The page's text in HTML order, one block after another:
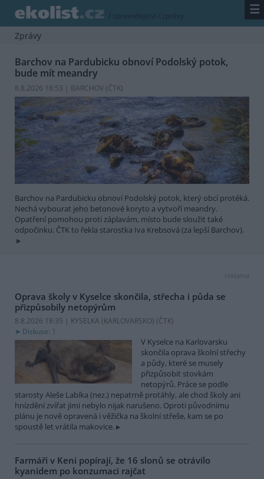
/ zpravodajství / zprávy ☰
Zprávy
Barchov na Pardubicku obnoví Podolský potok,
bude mít meandry
8.8.2026 18:53 | BARCHOV (ČTK)
Barchov na Pardubicku obnoví Podolský potok, který obcí protéká.
Nechá vybourat jeho betonové koryto a vytvoří meandry.
Opatření pomohou proti záplavám, místo bude sloužit také
odpočinku. ČTK to řekla starostka Iva Krebsová (za lepší Barchov).
reklama
Oprava školy v Kyselce skončila, střecha i půda se
přizpůsobily netopýrům
8.8.2026 18:35 | KYSELKA (KARLOVARSKO) (ČTK)
Diskuse: 1
V Kyselce na Karlovarsku
skončila oprava školní střechy
a půdy, které se musely
přizpůsobit stovkám
netopýrů. Práce se podle
starosty Aleše Labíka (nez.) nepatrně protáhly, ale chod školy ani
hnízdění zvířat jimi nebylo nijak narušeno. Oproti původnímu
plánu je nově opravená i věžička na školní střeše, kam se po
spoustě let vrátila makovice.
Farmáři v Keni popírají, že 16 slonů se otrávilo
kyanidem po konzumaci rajčat